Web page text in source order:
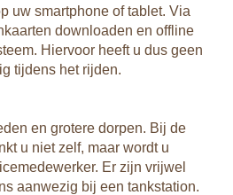
uw smartphone of tablet. Via
downloaden en offline
Hiervoor heeft u dus geen
tijdens het rijden.
en grotere dorpen. Bij de
u niet zelf, maar wordt u
Er zijn vrijwel
aanwezig bij een tankstation.